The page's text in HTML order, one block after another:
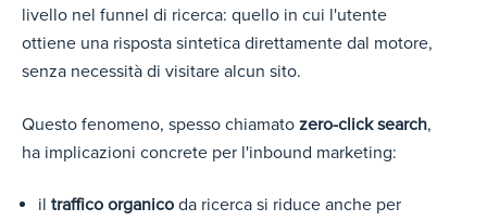
livello nel funnel di ricerca: quello in cui l'utente
ottiene una risposta sintetica direttamente dal motore,
senza necessità di visitare alcun sito.
Questo fenomeno, spesso chiamato zero-click search,
ha implicazioni concrete per l'inbound marketing:
il traffico organico da ricerca si riduce anche per